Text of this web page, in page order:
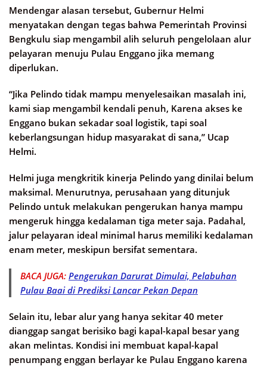
Mendengar alasan tersebut, Gubernur Helmi
menyatakan dengan tegas bahwa Pemerintah Provinsi
Bengkulu siap mengambil alih seluruh pengelolaan alur
pelayaran menuju Pulau Enggano jika memang
diperlukan.
“Jika Pelindo tidak mampu menyelesaikan masalah ini,
kami siap mengambil kendali penuh, Karena akses ke
Enggano bukan sekadar soal logistik, tapi soal
keberlangsungan hidup masyarakat di sana,” Ucap
Helmi.
Helmi juga mengkritik kinerja Pelindo yang dinilai belum
maksimal. Menurutnya, perusahaan yang ditunjuk
Pelindo untuk melakukan pengerukan hanya mampu
mengeruk hingga kedalaman tiga meter saja. Padahal,
jalur pelayaran ideal minimal harus memiliki kedalaman
enam meter, meskipun bersifat sementara.
BACA JUGA: Pengerukan Darurat Dimulai, Pelabuhan
Pulau Baai di Prediksi Lancar Pekan Depan
Selain itu, lebar alur yang hanya sekitar 40 meter
dianggap sangat berisiko bagi kapal-kapal besar yang
akan melintas. Kondisi ini membuat kapal-kapal
penumpang enggan berlayar ke Pulau Enggano karena